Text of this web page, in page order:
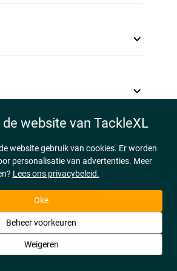
website van TackleXL
website gebruik van cookies. Er worden
personalisatie van advertenties. Meer
Lees ons privacybeleid.
Oke
Beheer voorkeuren
Weigeren